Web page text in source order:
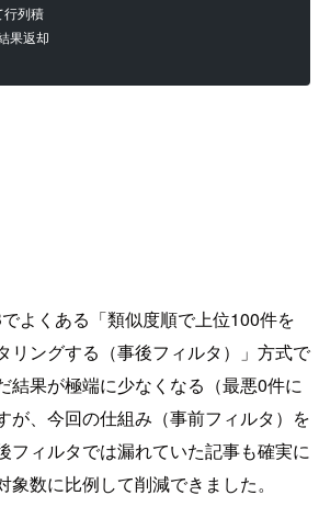
行列積
果返却
よくある「類似度順で上位100件を
リングする（事後フィルタ）」方式で
結果が極端に少なくなる（最悪0件に
が、今回の仕組み（事前フィルタ）を
フィルタでは漏れていた記事も確実に
象数に比例して削減できました。